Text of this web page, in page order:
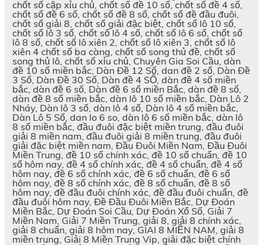
chốt số cặp xỉu chủ, chốt số đề 10 số, chốt số đề 4 số,
chốt số đề 6 số, chốt số đề 8 số, chốt số đề đầu đuôi,
chốt số giải 8, chốt số giải đặc biệt, chốt số lô 10 số,
chốt số lô 3 số, chốt số lô 4 số, chốt số lô 6 số, chốt số
lô 8 số, chốt số lô xiên 2, chốt số lô xiên 3, chốt số lô
xiên 4 chốt số ba càng, chốt số song thủ đề, chốt số
song thủ lô, chốt số xỉu chủ, Chuyên Gia Soi Cầu, dàn
đề 10 số miền bắc, Dàn Đề 12 Số, dan đề 2 số, Dàn Đề
3 Số, Dàn Đề 30 Số, Dàn đề 4 SỐ, dàn đề 4 số miền
bắc, dàn đề 6 số, Dàn đề 6 số miền Bắc, dàn đề 8 số,
dàn đề 8 số miền bắc, dàn lô 10 số miền bắc, Dàn Lô 2
Nháy, Dàn lô 3 số, dàn lô 4 số, Dàn lô 4 số miền bắc,
Dàn Lô 5 Số, dan lo 6 so, dàn lô 6 số miền bắc, dàn lô
8 số miền bắc, đầu đuôi đặc biệt miền trung, đầu đuôi
giải 8 miền nam, đầu đuôi giải 8 miền trung, đầu đuôi
giải đặc biệt miền nam, Đầu Đuôi Miền Nam, Đầu Đuôi
Miền Trung, đề 10 số chính xác, đề 10 số chuẩn, đề 10
số hôm nay, đề 4 số chính xác, đề 4 số chuẩn, đề 4 số
hôm nay, đề 6 số chính xác, đề 6 số chuẩn, đề 6 số
hôm nay, đề 8 số chính xác, đề 8 số chuẩn, đề 8 số
hôm nay, đề đầu đuôi chính xác, đề đầu đuôi chuẩn, đề
đầu đuôi hôm nay, Đề Đầu Đuôi Miền Bắc, Dự Đoán
Miền Bắc, Dự Đoán Soi Cầu, Dự Đoán Xổ Số, Giải 7
Miền Nam, Giải 7 Miền Trung, giải 8, giải 8 chính xác,
giải 8 chuẩn, giải 8 hôm nay, GIAI 8 MIỀN NAM, giải 8
miền trung, Giải 8 Miền Trung Vip, giải đặc biệt chính